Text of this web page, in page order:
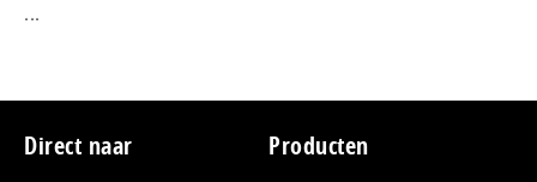
...
Footer
Direct naar Producten